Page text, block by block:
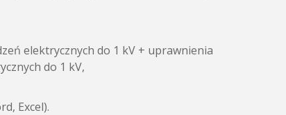
elektrycznych do 1 kV + uprawnienia
do 1 kV,
Excel).